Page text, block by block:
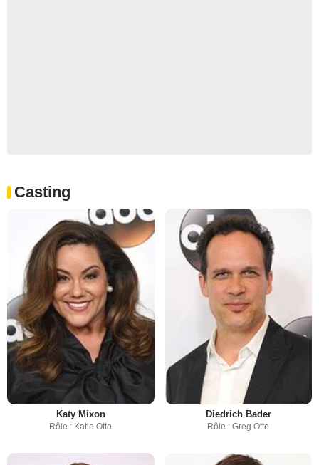
Casting
Katy Mixon
Rôle : Katie Otto
Diedrich Bader
Rôle : Greg Otto